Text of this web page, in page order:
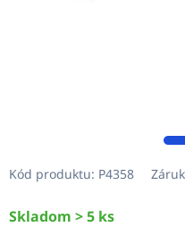
Kód produktu: P4358
Skladom > 5 ks